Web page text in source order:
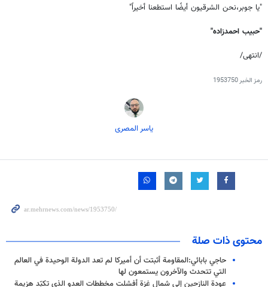
"يا جوبر،نحن الشرقيون أيضًا استطعنا أخيراً"
"حبیب احمدزاده"
/انتهى/
رمز الخبر1953750
یاسر المصری
محتوى ذات صلة
حاجي بابائي:المقاومة أثبتت أن أميركا لم تعد الدولة الوحيدة في العالم
التي تتحدث والآخرون يستمعون لها
عودة النازحين إلى شمال غزة أفشلت مخططات العدو الذي تكبّد هزيمة